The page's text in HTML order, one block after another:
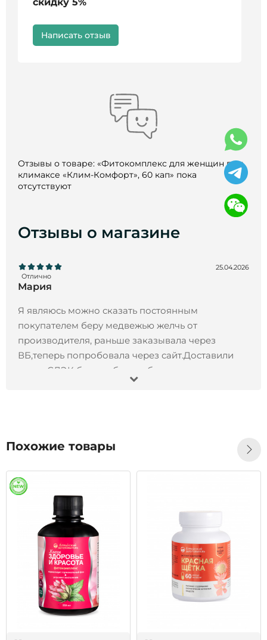
Отзывы о товаре: «Фитокомплекс для женщин при
климаксе «Клим-Комфорт», 60 кап» пока
отсутствуют
Написать отзыв
Отзывы о магазине
Отлично
25.04.2026
Мария
Я являюсь можно сказать постоянным
покупателем беру медвежью желчь от
производителя, раньше заказывала через
ВБ,теперь попробовала через сайт.Доставили
через СДЭК без проблем и быстро.
отлично !!! Товар пришел точно в срок, продукт
Рекомендую)
Татьяна
Большое спасибо за быструю доставку,
качественную упаковку, одноразовые пипетки.
Сервис на высшем уровне!Это первый заказ,
начну принимать, дополню по результатам. Бог
помощь всем.
Похожие товары